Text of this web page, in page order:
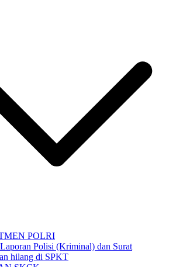
POLRI
Polisi (Kriminal) dan Surat
hilang di SPKT